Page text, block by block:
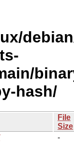
hash/
File
Size
-